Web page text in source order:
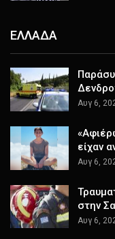
ΕΛΛΑΔΑ
Αυγ 6,
είχαν
Αυγ 6,
στην
Αυγ 6,